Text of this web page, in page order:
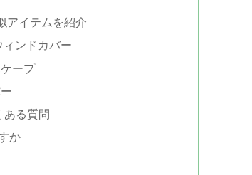
アイテムを紹介
ンドカバー
ープ
ある質問
か